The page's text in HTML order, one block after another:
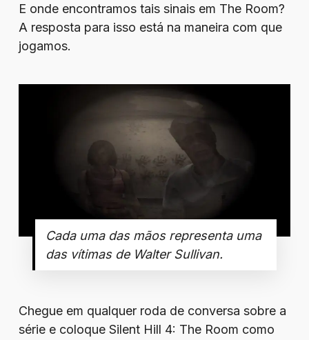
E onde encontramos tais sinais em The Room?
A resposta para isso está na maneira com que
jogamos.
Cada uma das mãos representa uma
das vítimas de Walter Sullivan.
Chegue em qualquer roda de conversa sobre a
série e coloque Silent Hill 4: The Room como